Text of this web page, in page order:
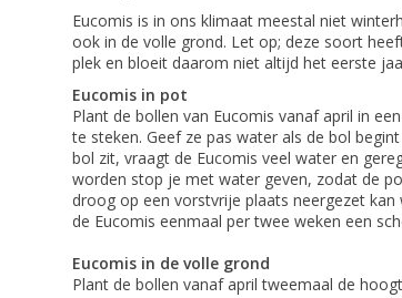
Eucomis is in ons klimaat meestal niet
ook in de volle grond. Let op; deze soort
plek en bloeit daarom niet altijd het eerste
Eucomis in pot
Plant de bollen van Eucomis vanaf april in
te steken. Geef ze pas water als de bol
bol zit, vraagt de Eucomis veel water en
worden stop je met water geven, zodat de
droog op een vorstvrije plaats neergezet
de Eucomis eenmaal per twee weken een
Eucomis in de volle grond
Plant de bollen vanaf april tweemaal de